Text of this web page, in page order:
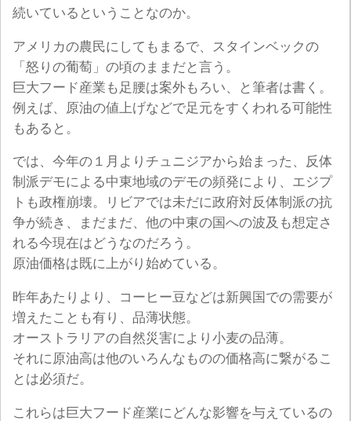
続いているということなのか。
アメリカの農民にしてもまるで、スタインベックの
「怒りの葡萄」の頃のままだと言う。
巨大フード産業も足腰は案外もろい、と筆者は書く。
例えば、原油の値上げなどで足元をすくわれる可能性
もあると。
では、今年の１月よりチュニジアから始まった、反体
制派デモによる中東地域のデモの頻発により、エジプ
トも政権崩壊。リビアでは未だに政府対反体制派の抗
争が続き、まだまだ、他の中東の国への波及も想定さ
れる今現在はどうなのだろう。
原油価格は既に上がり始めている。
昨年あたりより、コーヒー豆などは新興国での需要が
増えたことも有り、品薄状態。
オーストラリアの自然災害により小麦の品薄。
それに原油高は他のいろんなものの価格高に繋がるこ
とは必須だ。
これらは巨大フード産業にどんな影響を与えているの